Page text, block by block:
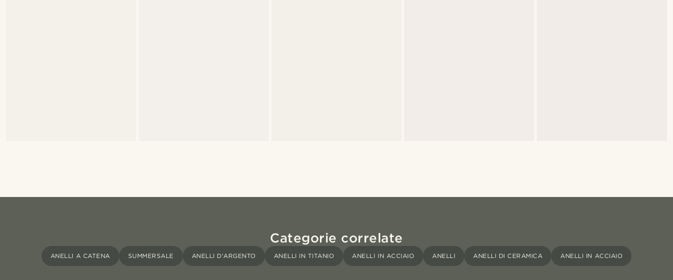
Categorie correlate
ANELLI A CATENA SUMMERSALE ANELLI D'ARGENTO ANELLI IN TITANIO ANELLI IN ACCIAIO ANELLI ANELLI DI CERAMICA ANELLI IN ACCIAIO